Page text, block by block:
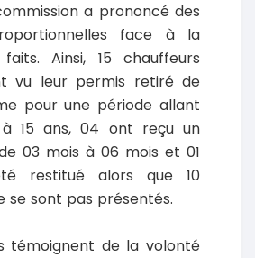
a prononcé des
face à la
Ainsi, 15 chauffeurs
vu leur permis retiré de
pour une période allant
15 ans, 04 ont reçu un
03 mois à 06 mois et 01
restitué alors que 10
se sont pas présentés.
témoignent de la volonté